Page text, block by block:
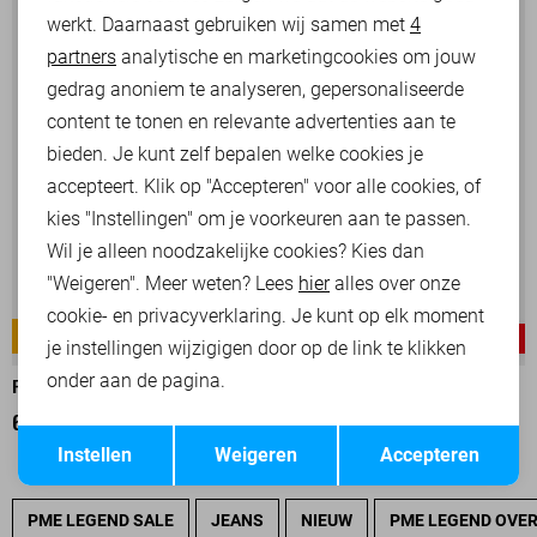
NORDROP -30%
PME LEGEND KORTE BROEK
63,00 89,99
NORDROP
63,00 89,99
PME LEGEND SALE JEANS NIEUW PME LEGEND
Analytische cookies
Marketing cookies
Opslaan
werkt. Daarnaast gebruiken wij samen met 4
partners analytische en marketingcookies om jouw
gedrag anoniem te analyseren, gepersonaliseerde
content te tonen en relevante advertenties aan te
bieden. Je kunt zelf bepalen welke cookies je
accepteert. Klik op "Accepteren" voor alle cookies, of
kies "Instellingen" om je voorkeuren aan te passen.
Wil je alleen noodzakelijke cookies? Kies dan
"Weigeren". Meer weten? Lees hieralles over onze
cookie- en privacyverklaring. Je kunt op elk moment
je instellingen wijzigigen door op de link te klikken
onder aan de pagina.
Accepteren
Weigeren
Instellen